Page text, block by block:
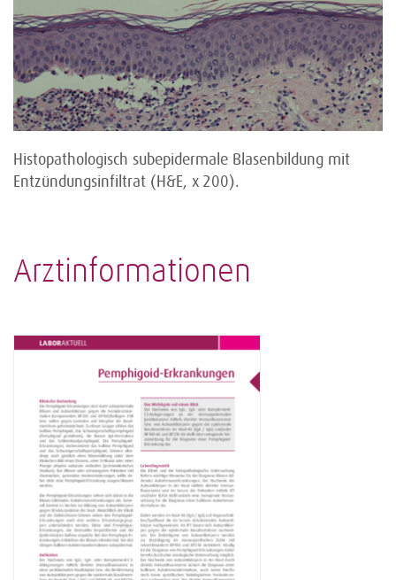
Histopathologisch subepidermale Blasenbildung mit
Entzündungsinfiltrat (H&E, x 200).
Arztinformationen